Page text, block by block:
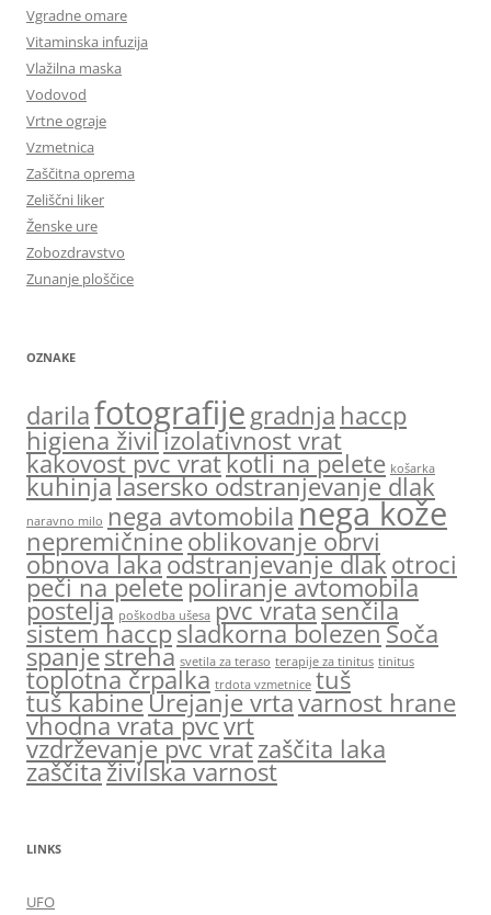
Vgradne omare
Vitaminska infuzija
Vlažilna maska
Vodovod
Vrtne ograje
Vzmetnica
Zaščitna oprema
Zeliščni liker
Ženske ure
Zobozdravstvo
Zunanje ploščice
OZNAKE
darilafotografije gradnja haccp
higiena živilizolativnost vrat
kakovost pvc vratkotli na pelete košarka
kuhinjalasersko odstranjevanje dlak
naravno milo nega avtomobila nega kože
nepremičnineoblikovanje obrvi
obnova lakaodstranjevanje dlak otroci
peči na peletepoliranje avtomobila
postelja poškodba ušesa pvc vratasenčila
sistem haccpsladkorna bolezenSoča
spanjestreha svetila za teraso terapije za tinitus tinitus
toplotna črpalka trdota vzmetnice tuš
tuš kabineUrejanje vrtavarnost hrane
vhodna vrata pvcvrt
vzdrževanje pvc vratzaščita laka
zaščitaživilska varnost
LINKS
UFO